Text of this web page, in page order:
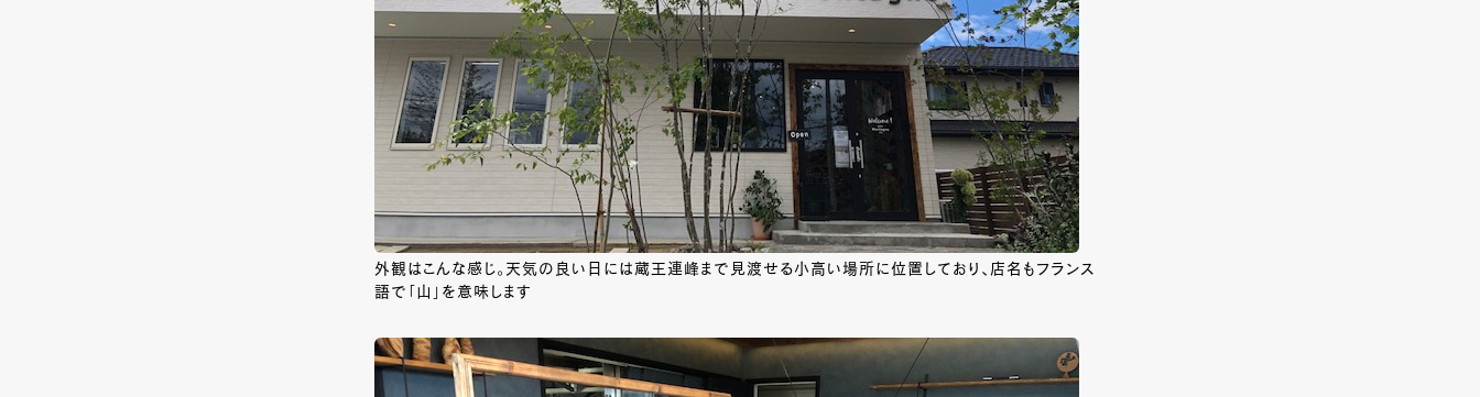
外観はこんな感じ。天気の良い日には蔵王連峰まで見渡せる小高い場所に位置しており、店名もフランス
語で「山」を意味します